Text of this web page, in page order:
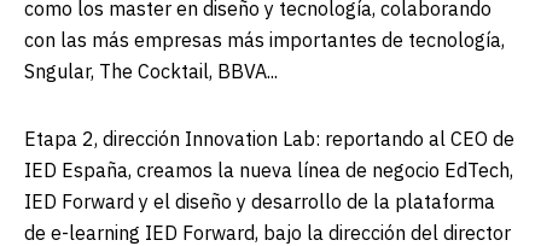
como los master en diseño y tecnología, colaborando
con las más empresas más importantes de tecnología,
Sngular, The Cocktail, BBVA...
Etapa 2, dirección Innovation Lab: reportando al CEO de
IED España, creamos la nueva línea de negocio EdTech,
IED Forward y el diseño y desarrollo de la plataforma
de e-learning IED Forward, bajo la dirección del director